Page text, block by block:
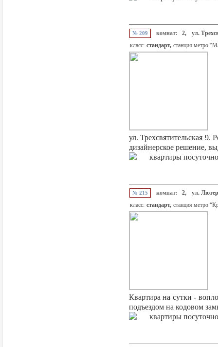
№ 209 комнат: 2,
ул.
класс: стандарт, станция метро
ул. Трехсвятительская
дизайнерское решение,
№ 215 комнат: 2,
ул.
класс: стандарт, станция метро
Квартира на сутки -
подъездом на кодовом